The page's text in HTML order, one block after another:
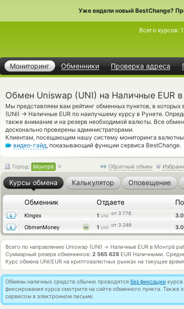
Уже видели новый BestChange?
Мониторинг Обменники Проверка адреса
Всего курсов:
Обмен Uniswap (UNI) на Наличные EUR
Мы представляем вам рейтинг обменных пунктов, в
(UNI) → Наличные EUR по наилучшему курсу в Рунете.
также внимание и на резерв необходимой валюты. Все
досконально проверены администраторами.
Клиентам, посещающим нашу систему мониторинга
видео-гайд, показывающий функции сервиса BestChange.
Обратный обмен
Город: Монтрё
Курсы обмена Калькулятор Оповещение
Обменник Отдаете
Kingex 1 UNI от 3 776
ObmenMoney
1 UNI от 3 249
Всего по направлению Uniswap (UNI) → Наличные EUR в Монтрё
Суммарный резерв обменников: 2 565 628 EUR Наличными.
Курс обмена UNI/EUR на криптовалютных рынках на текущее
Обмены наличных средств обычно проводятся без фиксации курса
фиксирования курса смотрите на сайте обменного пункта.
сервисом в электронном письме.